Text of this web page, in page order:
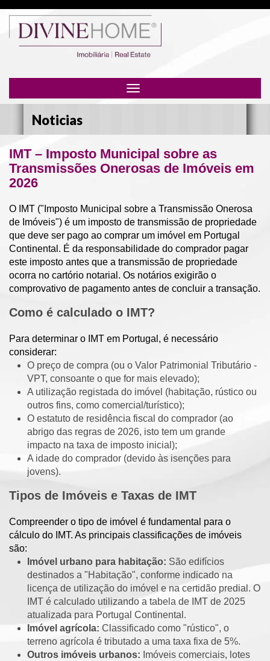
navigation
Noticias
IMT – Imposto Municipal sobre as
Transmissões Onerosas de Imóveis em
2026
O IMT ("Imposto Municipal sobre a Transmissão Onerosa
de Imóveis") é um imposto de transmissão de propriedade
que deve ser pago ao comprar um imóvel em Portugal
Continental. É da responsabilidade do comprador pagar
este imposto antes que a transmissão de propriedade
ocorra no cartório notarial. Os notários exigirão o
comprovativo de pagamento antes de concluir a transação.
Como é calculado o IMT?
Para determinar o IMT em Portugal, é necessário
considerar:
O preço de compra (ou o Valor Patrimonial Tributário -
VPT, consoante o que for mais elevado);
A utilização registada do imóvel (habitação, rústico ou
outros fins, como comercial/turístico);
O estatuto de residência fiscal do comprador (ao
abrigo das regras de 2026, isto tem um grande
impacto na taxa de imposto inicial);
A idade do comprador (devido às isenções para
jovens).
Tipos de Imóveis e Taxas de IMT
Compreender o tipo de imóvel é fundamental para o
cálculo do IMT. As principais classificações de imóveis
são:
Imóvel urbano para habitação: São edifícios
destinados a "Habitação", conforme indicado na
licença de utilização do imóvel e na certidão predial. O
IMT é calculado utilizando a tabela de IMT de 2025
atualizada para Portugal Continental.
Imóvel agrícola: Classificado como "rústico", o
terreno agrícola é tributado a uma taxa fixa de 5%.
Outros imóveis urbanos: Imóveis comerciais, lotes